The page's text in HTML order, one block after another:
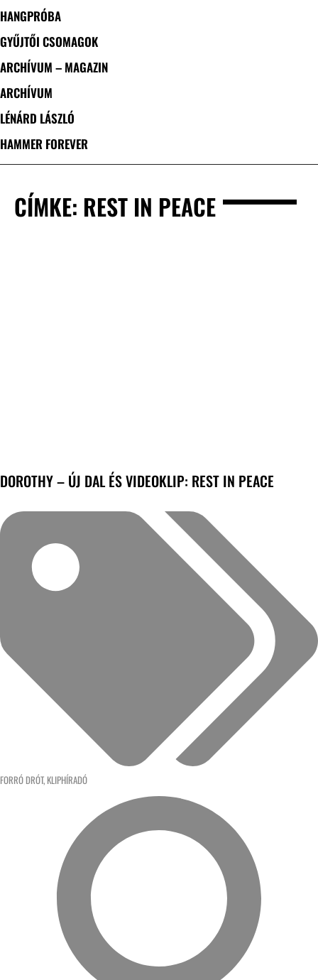
HANGPRÓBA
GYŰJTŐI CSOMAGOK
ARCHÍVUM – MAGAZIN
ARCHÍVUM
LÉNÁRD LÁSZLÓ
HAMMER FOREVER
CÍMKE: REST IN PEACE
DOROTHY – ÚJ DAL ÉS VIDEOKLIP: REST IN PEACE
FORRÓ DRÓT, KLIPHÍRADÓ